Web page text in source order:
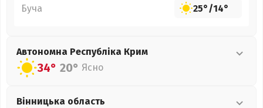
Буча 25°/14°
Автономна Республіка Крим
34° 20° Ясно
Вінницька область